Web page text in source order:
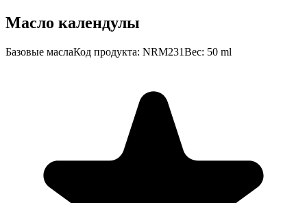
Масло календулы
Базовые маслаКод продукта: NRM231Вес: 50 ml